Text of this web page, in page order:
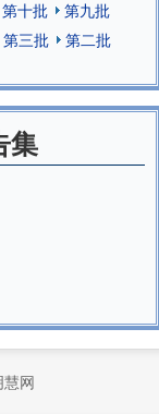
第十批
第九批
第三批
第二批
集
慧网